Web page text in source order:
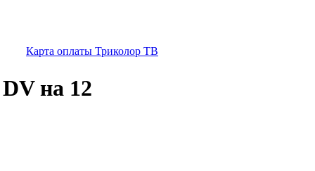
Карта оплаты Триколор ТВ
на 12